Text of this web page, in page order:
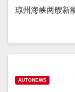
琼州海峡两艘新
AUTONEWS